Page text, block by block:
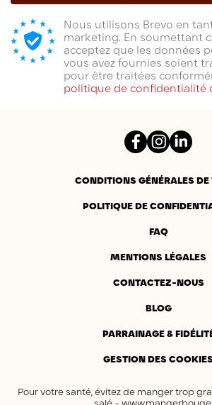
Nous utilisons Brevo en
marketing. En soumettant
acceptez que les données
vous avez fournies soient
pour être traitées
politique de confidentialité
CONDITIONS GÉNÉRALES DE
POLITIQUE DE
FAQ
MENTIONS LÉGALES
CONTACTEZ-NOUS
BLOG
PARRAINAGE &
GESTION DES
Facebook
Instagram
LinkedIn
Pour votre santé, évitez de manger trop